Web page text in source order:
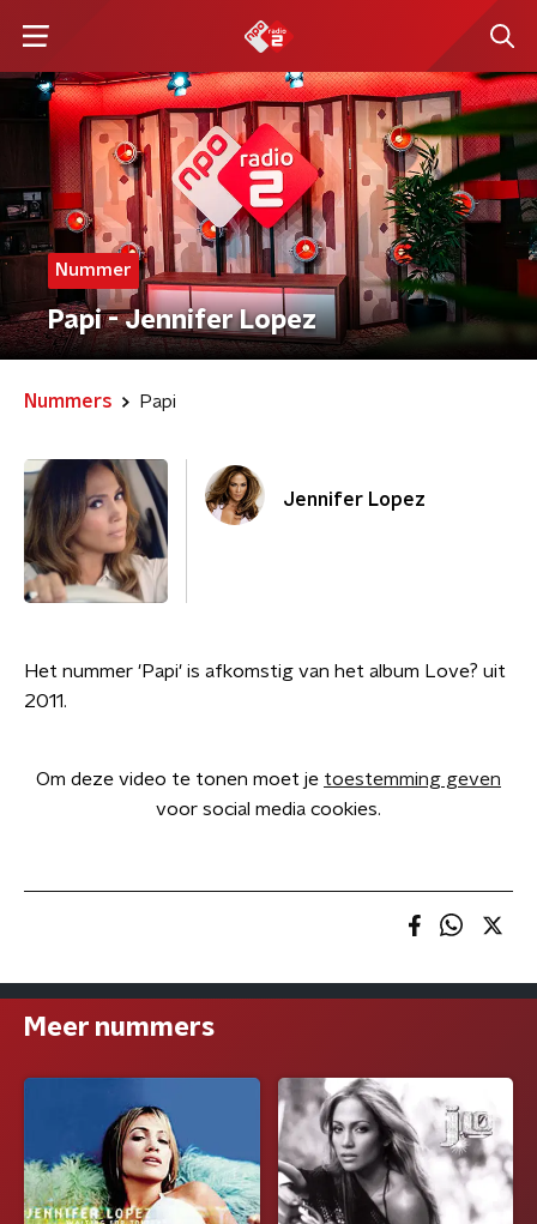
Nummer
Papi - Jennifer Lopez
Nummers Papi
Jennifer Lopez
Het nummer 'Papi' is afkomstig van het album Love? uit
2011.
Om deze video te tonen moet je toestemming geven
voor social media cookies.
Meer nummers